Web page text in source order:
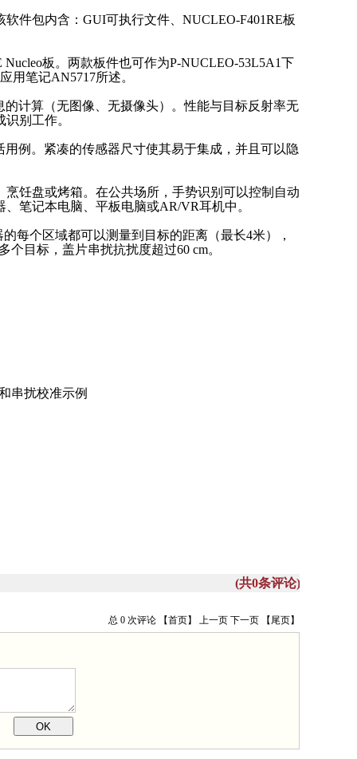
件包内含：GUI可执行文件、NUCLEO-F401RE板
板。两款板件也可作为P-NUCLEO-53L5A1下
用笔记AN5717所述。
计算（无图像、无摄像头）。性能与目标反射率无
别工作。
例。紧凑的传感器尺寸使其易于集成，并且可以隐
饪盘或烤箱。在公共场所，手势识别可以控制自动
笔记本电脑、平板电脑或AR/VR耳机中。
每个区域都可以测量到目标的距离（最长4米），
目标，盖片串扰抗扰度超过60 cm。
串扰校准示例
(共0条评论)
总 0 次评论
【首页】 上一页 下一页 【尾页】